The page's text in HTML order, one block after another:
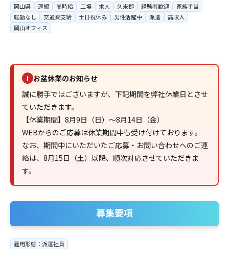
岡山県 運搬 高時給 工場 求人 久米郡 経験者歓迎
家族手当
転勤なし
交通費支給 土日祝休み 男性活躍中 派遣
高収入
岡山オフィス
! お盆休業のお知らせ
誠に勝手ではございますが、下記期間を弊社休業日とさせ
ていただきます。
【休業期間】8月9日（日）～8月14日（金）
WEBからのご応募は休業期間中も受け付けております。
なお、期間中にいただいたご応募・お問い合わせへのご連
絡は、8月15日（土）以降、順次対応させていただきま
す。
募集要項
雇用形態：派遣社員